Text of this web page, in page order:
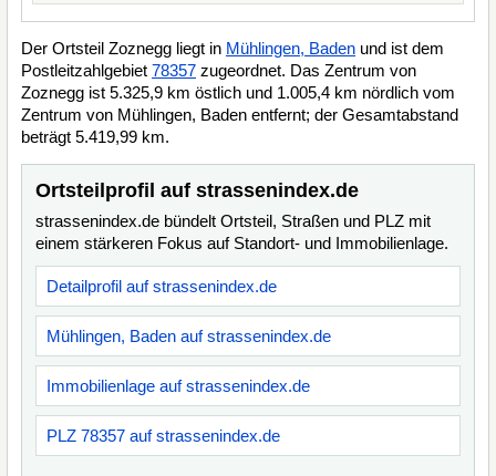
Der Ortsteil Zoznegg liegt in Mühlingen, Baden und ist dem
Postleitzahlgebiet 78357 zugeordnet. Das Zentrum von
Zoznegg ist 5.325,9 km östlich und 1.005,4 km nördlich vom
Zentrum von Mühlingen, Baden entfernt; der Gesamtabstand
beträgt 5.419,99 km.
Ortsteilprofil auf strassenindex.de
strassenindex.de bündelt Ortsteil, Straßen und PLZ mit
einem stärkeren Fokus auf Standort- und Immobilienlage.
Detailprofil auf strassenindex.de
Mühlingen, Baden auf strassenindex.de
Immobilienlage auf strassenindex.de
PLZ 78357 auf strassenindex.de